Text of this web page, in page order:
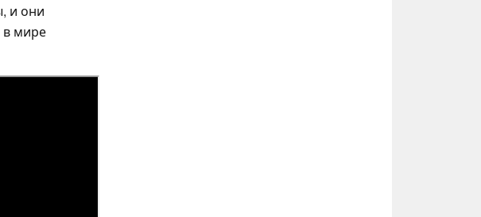
и они
в мире